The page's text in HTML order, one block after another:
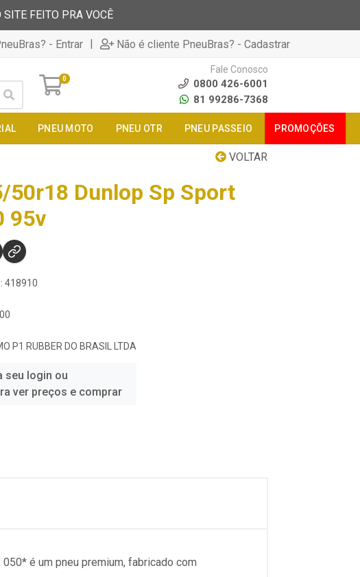
FEITO PRA VOCÊ
- Entrar | Não é cliente PneuBras? - Cadastrar
0
Fale Conosco
0800 426-6001
81 99286-7368
PNEU MOTO PNEU OTR PNEU PASSEIO PROMOÇÕES
VOLTAR
50r18 Dunlop Sp Sport
95v
418910
P1 RUBBER DO BRASIL LTDA
seu login ou
ver preços e comprar
é um pneu premium, fabricado com